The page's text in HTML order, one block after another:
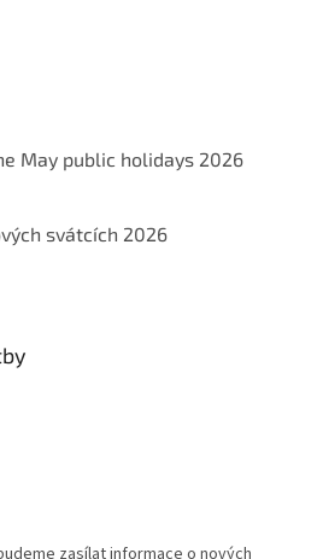
May public holidays 2026
svátcích 2026